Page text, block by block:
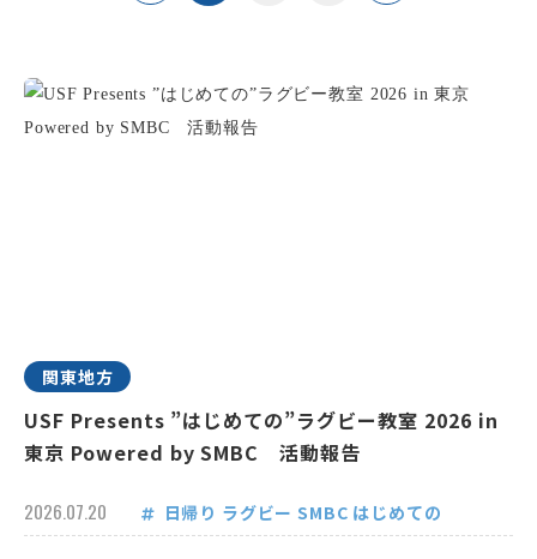
関東地方
USF Presents ”はじめての”ラグビー教室 2026 in
東京 Powered by SMBC 活動報告
2026.07.20 日帰り ラグビー SMBC はじめての